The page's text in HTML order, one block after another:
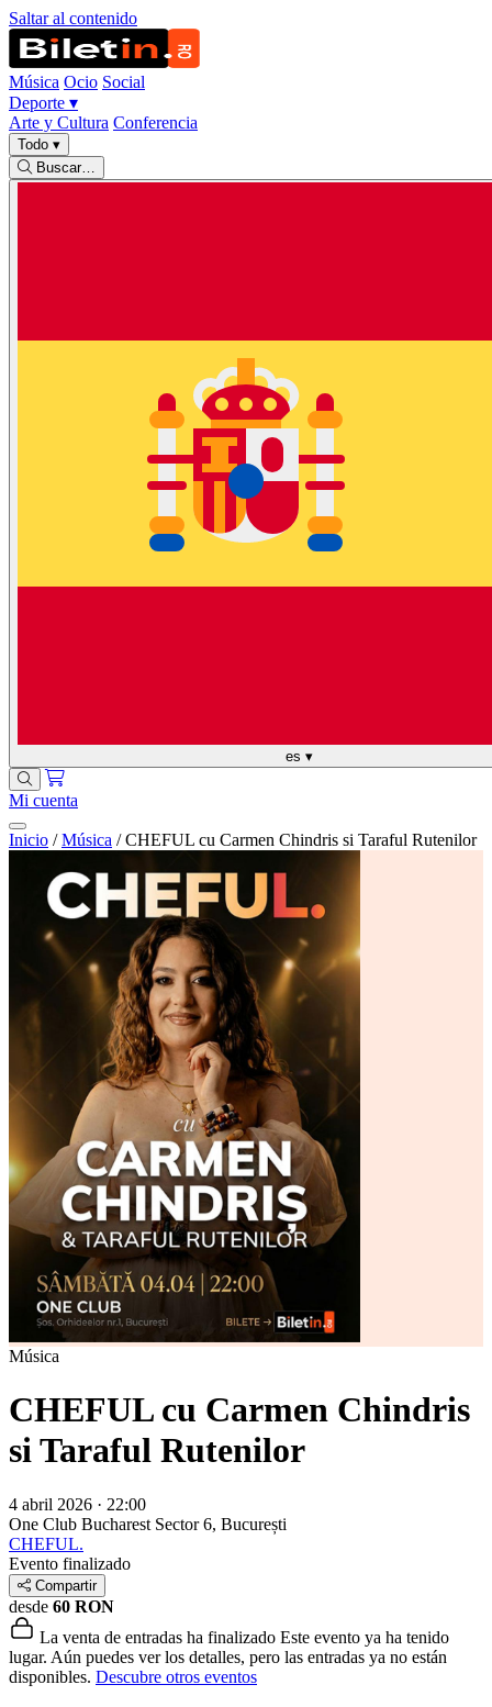
Saltar al contenido
Música Ocio Social
Deporte ▾
Arte y Cultura Conferencia
Todo ▾
Buscar…
es ▾
Mi cuenta
Inicio / Música / CHEFUL cu Carmen Chindris si Taraful Rutenilor
Música
CHEFUL cu Carmen Chindris
si Taraful Rutenilor
4 abril 2026 · 22:00
One Club Bucharest Sector 6, București
CHEFUL.
Evento finalizado
Compartir
desde 60 RON
La venta de entradas ha finalizado Este evento ya ha tenido
lugar. Aún puedes ver los detalles, pero las entradas ya no están
disponibles. Descubre otros eventos